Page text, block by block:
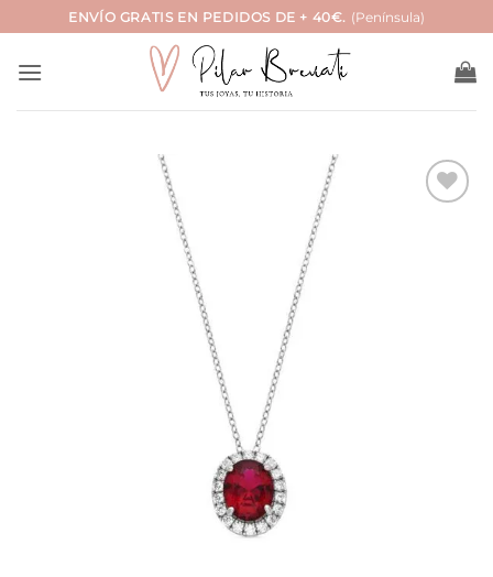
al
contenido
ENVÍO GRATIS EN PEDIDOS DE + 40€. (Península)